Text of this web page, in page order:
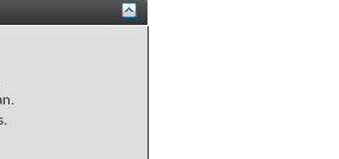
.
.